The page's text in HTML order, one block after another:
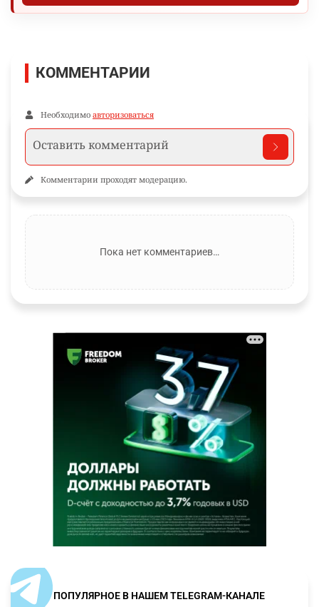
КОММЕНТАРИИ
Необходимо авторизоваться
Комментарии проходят модерацию.
Пока нет комментариев…
ПОПУЛЯРНОЕ В НАШЕМ TELEGRAM-КАНАЛЕ